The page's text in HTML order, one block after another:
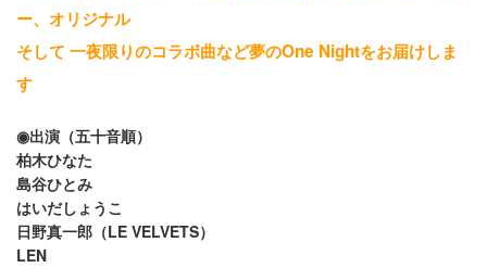
ー、オリジナル
そして 一夜限りのコラボ曲など夢のOne Nightをお届けしま
す
◉出演（五十音順）
柏木ひなた
島谷ひとみ
はいだしょうこ
日野真一郎（LE VELVETS）
LEN